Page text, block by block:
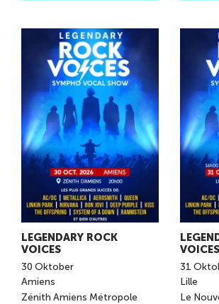
LEGENDARY ROCK
VOICES
30 Oktober
Amiens
Zénith Amiens Métropole
VOICES
31
Lille
Le